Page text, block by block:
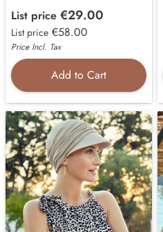
List price €29.00
List price €58.00
Price Incl. Tax
Add to Cart